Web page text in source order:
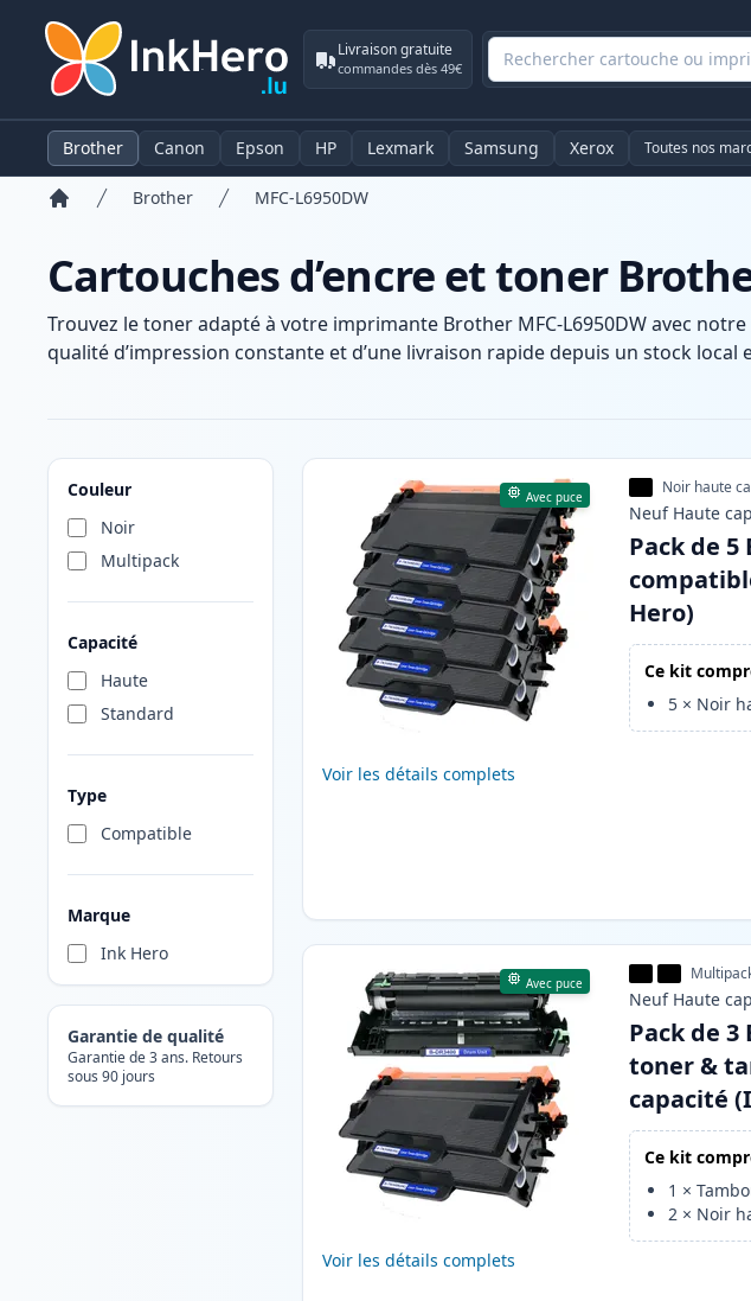
Livraison gratuite
commandes dès 49€
Brother Canon Epson HP Lexmark Samsung Xerox Toutes nos
Brother MFC-L6950DW
Cartouches d’encre et toner
Trouvez le toner adapté à votre imprimante Brother MFC-L6950DW avec
qualité d’impression constante et d’une livraison rapide depuis un stock local
Couleur
Noir
Multipack
Capacité
Haute
Standard
Type
Compatible
Marque
Ink Hero
Garantie de qualité
Garantie de 3 ans. Retours
sous 90 jours
Produits
Avec puce
Voir les détails complets
Noir haute
Neuf Haute
Pack de
Hero)
Ce kit
5 × Noir
Avec puce
Voir les détails complets
Neuf Haute
Pack de 3
toner &
capacité
Ce kit
1 ×
2 × Noir